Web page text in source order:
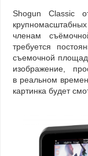
Shogun Classic
членам
требуется
съемочной
изображение,
в реальном
картинка будет